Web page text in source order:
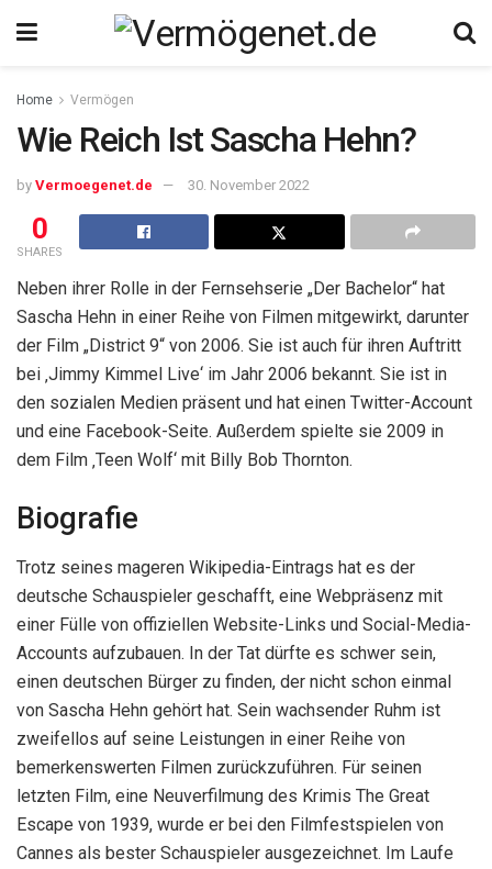
Home Vermögen
Wie Reich Ist Sascha Hehn?
by Vermoegenet.de 30. November 2022
0
SHARES
Neben ihrer Rolle in der Fernsehserie „Der Bachelor“ hat
Sascha Hehn in einer Reihe von Filmen mitgewirkt, darunter
der Film „District 9“ von 2006. Sie ist auch für ihren Auftritt
bei ‚Jimmy Kimmel Live‘ im Jahr 2006 bekannt. Sie ist in
den sozialen Medien präsent und hat einen Twitter-Account
und eine Facebook-Seite. Außerdem spielte sie 2009 in
dem Film ‚Teen Wolf‘ mit Billy Bob Thornton.
Biografie
Trotz seines mageren Wikipedia-Eintrags hat es der
deutsche Schauspieler geschafft, eine Webpräsenz mit
einer Fülle von offiziellen Website-Links und Social-Media-
Accounts aufzubauen. In der Tat dürfte es schwer sein,
einen deutschen Bürger zu finden, der nicht schon einmal
von Sascha Hehn gehört hat. Sein wachsender Ruhm ist
zweifellos auf seine Leistungen in einer Reihe von
bemerkenswerten Filmen zurückzuführen. Für seinen
letzten Film, eine Neuverfilmung des Krimis The Great
Escape von 1939, wurde er bei den Filmfestspielen von
Cannes als bester Schauspieler ausgezeichnet. Im Laufe